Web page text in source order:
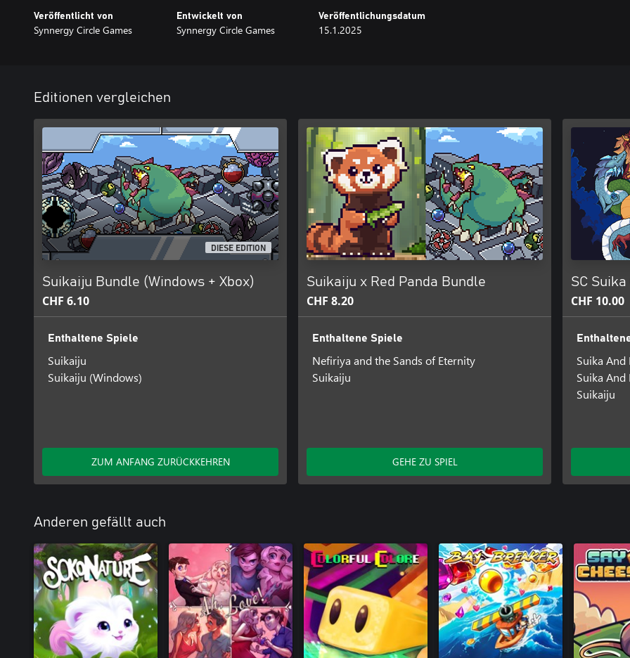
Veröffentlicht von
Synnergy Circle Games
Entwickelt von
Synnergy Circle Games
Veröffentlichungsdatum
15.1.2025
Editionen vergleichen
DIESE EDITION
Suikaiju Bundle (Windows + Xbox)
CHF 6.10
Enthaltene Spiele
Suikaiju
Suikaiju (Windows)
ZUM ANFANG ZURÜCKKEHREN
Suikaiju x Red Panda Bundle
CHF 8.20
Enthaltene Spiele
Nefiriya and the Sands of Eternity
Suikaiju
GEHE ZU SPIEL
SC
CHF 10.00
Suika And
Suika And
Suikaiju
Anderen gefällt auch